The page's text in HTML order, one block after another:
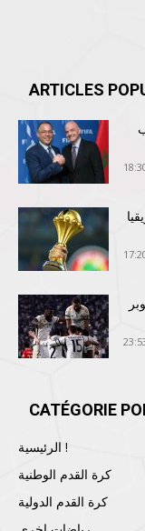
ARTICLES
CATÉGORIE
الرئيسية !
كرة القدم الوطنية
كرة القدم الدولية